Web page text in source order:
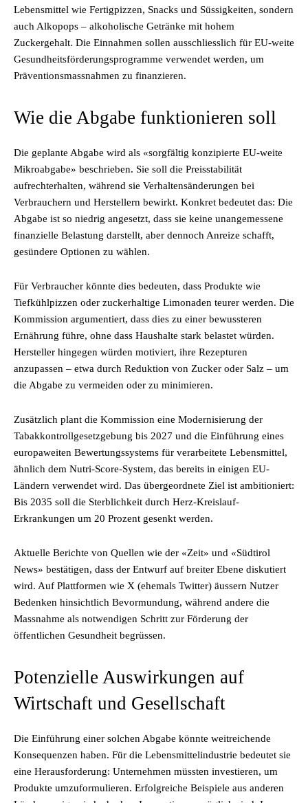
Lebensmittel wie Fertigpizzen, Snacks und Süssigkeiten, sondern
auch Alkopops – alkoholische Getränke mit hohem
Zuckergehalt. Die Einnahmen sollen ausschliesslich für EU-weite
Gesundheitsförderungsprogramme verwendet werden, um
Präventionsmassnahmen zu finanzieren.
Wie die Abgabe funktionieren soll
Die geplante Abgabe wird als «sorgfältig konzipierte EU-weite
Mikroabgabe» beschrieben. Sie soll die Preisstabilität
aufrechterhalten, während sie Verhaltensänderungen bei
Verbrauchern und Herstellern bewirkt. Konkret bedeutet das: Die
Abgabe ist so niedrig angesetzt, dass sie keine unangemessene
finanzielle Belastung darstellt, aber dennoch Anreize schafft,
gesündere Optionen zu wählen.
Für Verbraucher könnte dies bedeuten, dass Produkte wie
Tiefkühlpizzen oder zuckerhaltige Limonaden teurer werden. Die
Kommission argumentiert, dass dies zu einer bewussteren
Ernährung führe, ohne dass Haushalte stark belastet würden.
Hersteller hingegen würden motiviert, ihre Rezepturen
anzupassen – etwa durch Reduktion von Zucker oder Salz – um
die Abgabe zu vermeiden oder zu minimieren.
Zusätzlich plant die Kommission eine Modernisierung der
Tabakkontrollgesetzgebung bis 2027 und die Einführung eines
europaweiten Bewertungssystems für verarbeitete Lebensmittel,
ähnlich dem Nutri-Score-System, das bereits in einigen EU-
Ländern verwendet wird. Das übergeordnete Ziel ist ambitioniert:
Bis 2035 soll die Sterblichkeit durch Herz-Kreislauf-
Erkrankungen um 20 Prozent gesenkt werden.
Aktuelle Berichte von Quellen wie der «Zeit» und «Südtirol
News» bestätigen, dass der Entwurf auf breiter Ebene diskutiert
wird. Auf Plattformen wie X (ehemals Twitter) äussern Nutzer
Bedenken hinsichtlich Bevormundung, während andere die
Massnahme als notwendigen Schritt zur Förderung der
öffentlichen Gesundheit begrüssen.
Potenzielle Auswirkungen auf
Wirtschaft und Gesellschaft
Die Einführung einer solchen Abgabe könnte weitreichende
Konsequenzen haben. Für die Lebensmittelindustrie bedeutet sie
eine Herausforderung: Unternehmen müssten investieren, um
Produkte umzuformulieren. Erfolgreiche Beispiele aus anderen